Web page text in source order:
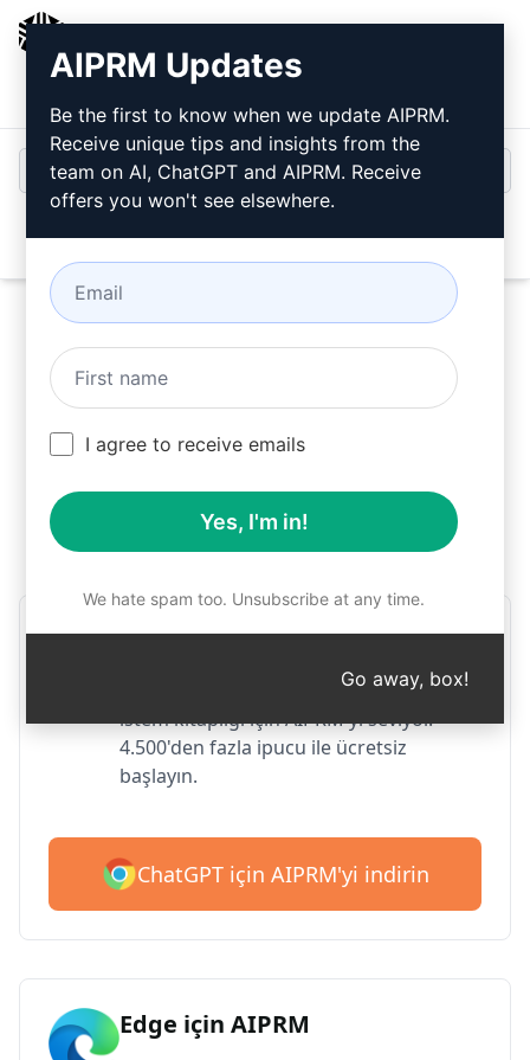
Giriş
BuChatGPT İstemini
Şimdi
Deneyin
Adım 1: AIPRM'yi ücretsiz indirin
Google Chrome için AIPRM
2 milyondan fazla kullanıcı ChatGPT'nin
istem kitaplığı için AIPRM'yi seviyor.
4.500'den fazla ipucu ile ücretsiz
başlayın.
ChatGPT için AIPRM'yi indirin
Edge için AIPRM
AIPRM Updates
Be the first to know when we update AIPRM.
Receive unique tips and insights from the
team on AI, ChatGPT and AIPRM. Receive
offers you won't see elsewhere.
I agree to receive emails
Yes, I'm in!
We hate spam too. Unsubscribe at any time.
Go away, box!